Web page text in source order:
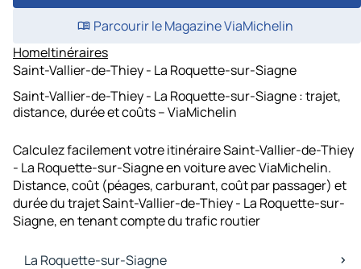
Parcourir le Magazine ViaMichelin
HomeItinéraires
Saint-Vallier-de-Thiey - La Roquette-sur-Siagne
Saint-Vallier-de-Thiey - La Roquette-sur-Siagne : trajet,
distance, durée et coûts – ViaMichelin
Calculez facilement votre itinéraire Saint-Vallier-de-Thiey
- La Roquette-sur-Siagne en voiture avec ViaMichelin.
Distance, coût (péages, carburant, coût par passager) et
durée du trajet Saint-Vallier-de-Thiey - La Roquette-sur-
Siagne, en tenant compte du trafic routier
La Roquette-sur-Siagne